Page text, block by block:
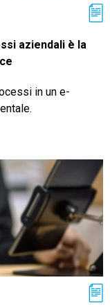
aziendali è la
in un e-